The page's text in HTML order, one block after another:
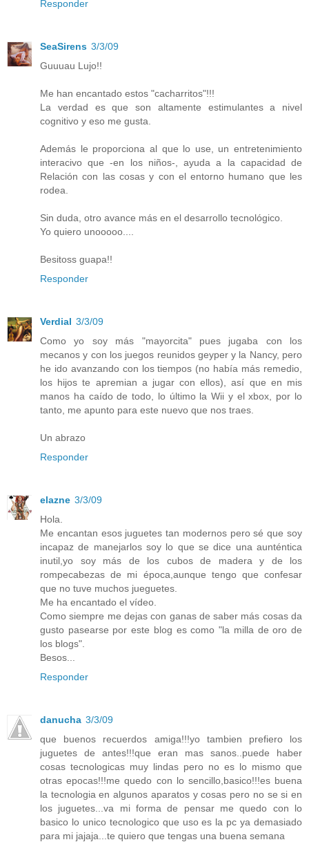
Responder
SeaSirens 3/3/09
Guuuau Lujo!!
Me han encantado estos "cacharritos"!!!
La verdad es que son altamente estimulantes a nivel
cognitivo y eso me gusta.
Además le proporciona al que lo use, un entretenimiento
interacivo que -en los niños-, ayuda a la capacidad de
Relación con las cosas y con el entorno humano que les
rodea.
Sin duda, otro avance más en el desarrollo tecnológico.
Yo quiero unooooo....
Besitoss guapa!!
Responder
Verdial 3/3/09
Como yo soy más "mayorcita" pues jugaba con los
mecanos y con los juegos reunidos geyper y la Nancy, pero
he ido avanzando con los tiempos (no había más remedio,
los hijos te apremian a jugar con ellos), así que en mis
manos ha caído de todo, lo último la Wii y el xbox, por lo
tanto, me apunto para este nuevo que nos traes.
Un abrazo
Responder
elazne 3/3/09
Hola.
Me encantan esos juguetes tan modernos pero sé que soy
incapaz de manejarlos soy lo que se dice una aunténtica
inutil,yo soy más de los cubos de madera y de los
rompecabezas de mi época,aunque tengo que confesar
que no tuve muchos jueguetes.
Me ha encantado el vídeo.
Como siempre me dejas con ganas de saber más cosas da
gusto pasearse por este blog es como "la milla de oro de
los blogs".
Besos...
Responder
danucha 3/3/09
que buenos recuerdos amiga!!!yo tambien prefiero los
juguetes de antes!!!que eran mas sanos..puede haber
cosas tecnologicas muy lindas pero no es lo mismo que
otras epocas!!!me quedo con lo sencillo,basico!!!es buena
la tecnologia en algunos aparatos y cosas pero no se si en
los juguetes...va mi forma de pensar me quedo con lo
basico lo unico tecnologico que uso es la pc ya demasiado
para mi jajaja...te quiero que tengas una buena semana